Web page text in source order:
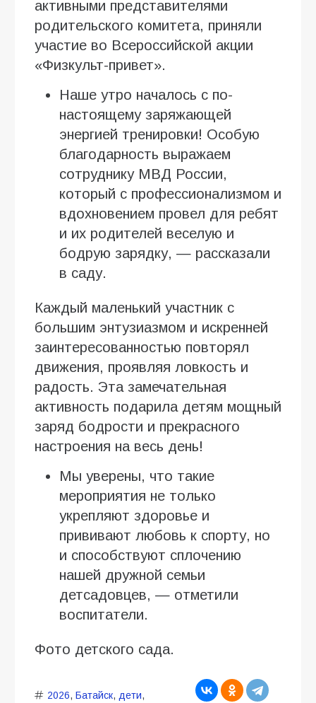
активными представителями
родительского комитета, приняли
участие во Всероссийской акции
«Физкульт-привет».
Наше утро началось с по-
настоящему заряжающей
энергией тренировки! Особую
благодарность выражаем
сотруднику МВД России,
который с профессионализмом и
вдохновением провел для ребят
и их родителей веселую и
бодрую зарядку, — рассказали
в саду.
Каждый маленький участник с
большим энтузиазмом и искренней
заинтересованностью повторял
движения, проявляя ловкость и
радость. Эта замечательная
активность подарила детям мощный
заряд бодрости и прекрасного
настроения на весь день!
Мы уверены, что такие
мероприятия не только
укрепляют здоровье и
прививают любовь к спорту, но
и способствуют сплочению
нашей дружной семьи
детсадовцев, — отметили
воспитатели.
Фото детского сада.
2026, Батайск, дети,